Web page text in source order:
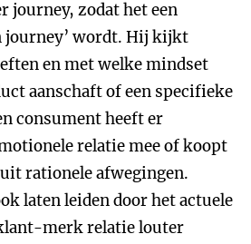
journey, zodat het een
journey’ wordt. Hij kijkt
en met welke mindset
aanschaft of een specifieke
consument heeft er
relatie mee of koopt
rationele afwegingen.
laten leiden door het actuele
merk relatie louter